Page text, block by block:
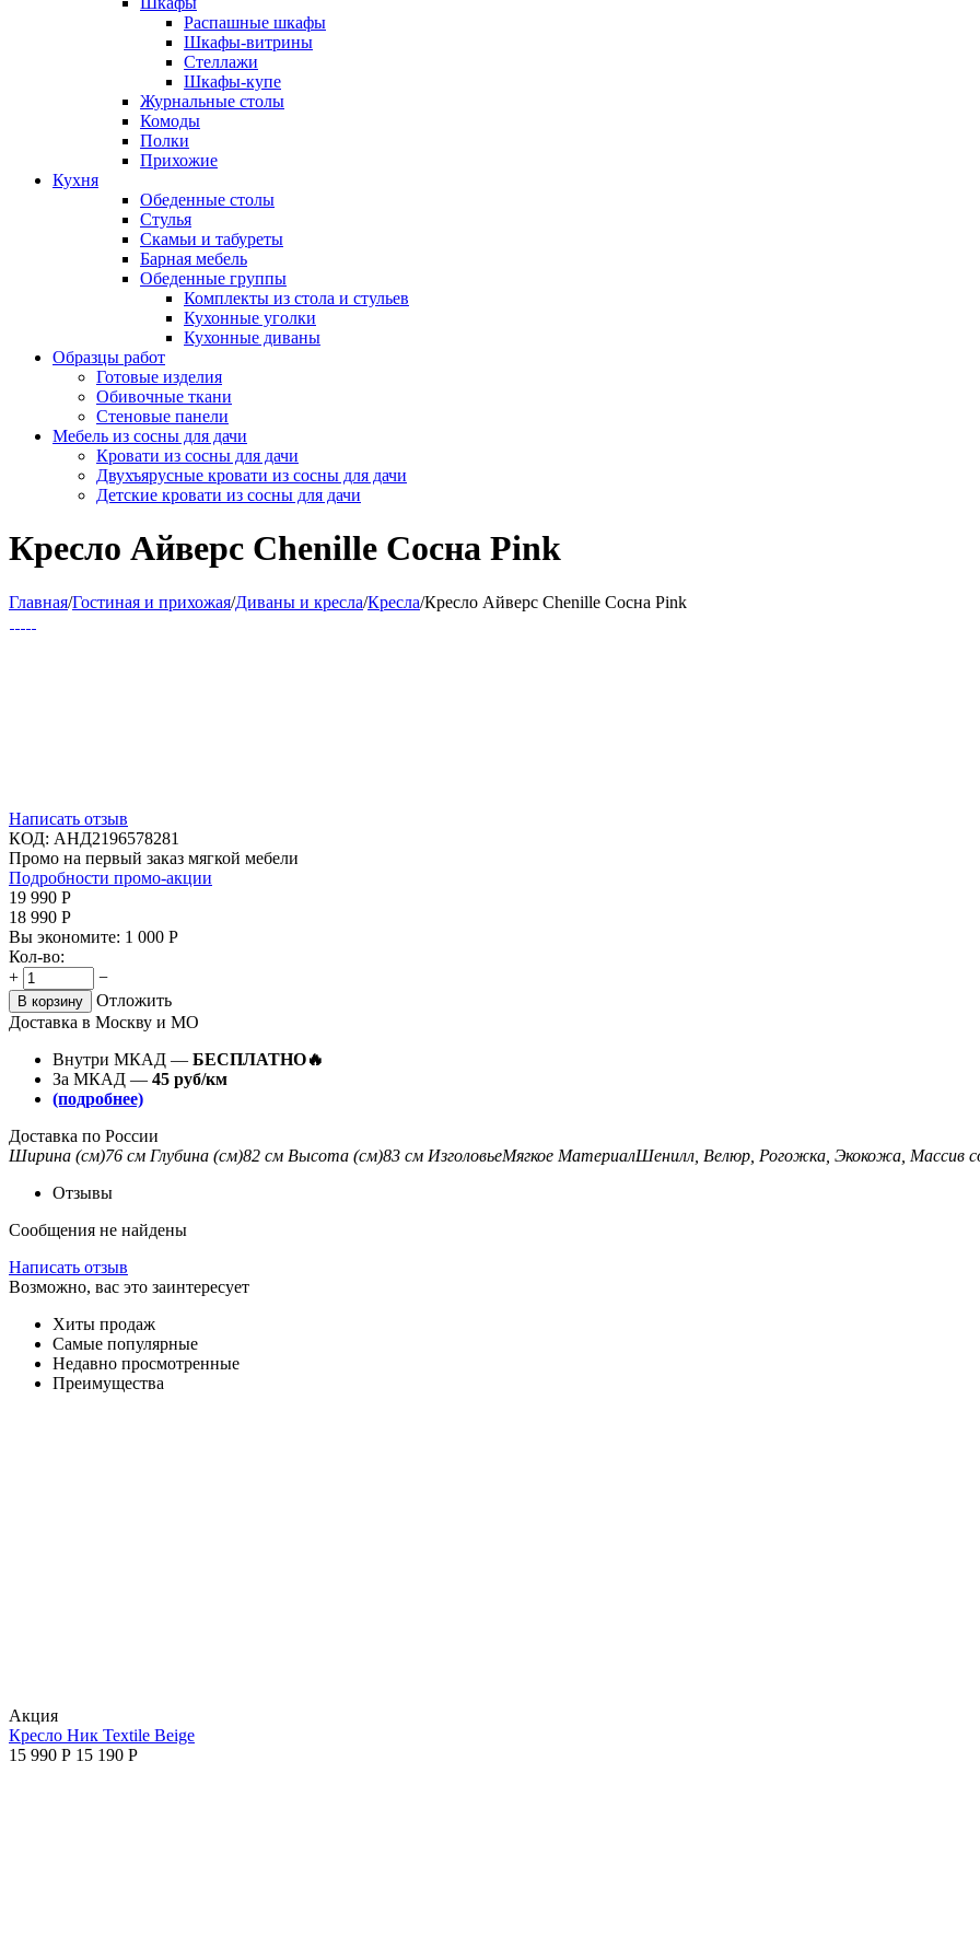
Распашные шкафы
Шкафы-витрины
Стеллажи
Шкафы-купе
Журнальные столы
Комоды
Полки
Прихожие
Кухня
Обеденные столы
Стулья
Скамьи и табуреты
Барная мебель
Обеденные группы
Комплекты из стола и стульев
Кухонные уголки
Кухонные диваны
Образцы работ
Готовые изделия
Обивочные ткани
Стеновые панели
Мебель из сосны для дачи
Кровати из сосны для дачи
Двухъярусные кровати из сосны для дачи
Детские кровати из сосны для дачи
Кресло Айверс Сhenille Сосна Pink
Главная/Гостиная и прихожая/Диваны и кресла/Кресла/Кресло Айверс Сhenille Сосна Pink
Написать отзыв
КОД: АНД2196578281
Промо на первый заказ мягкой мебели
Подробности промо-акции
19 990 Р
18 990 Р
Вы экономите: 1 000 Р
Кол-во:
+
−
В корзину
Отложить
Доставка в Москву и МО
Внутри МКАД — БЕСПЛАТНО🔥
За МКАД — 45 руб/км
(подробнее)
Доставка по России
Ширина (см)76 см Глубина (см)82 см Высота (см)83 см ИзголовьеМягкое МатериалШенилл, Велюр, Рогожка, Экокожа, Массив
Отзывы
Сообщения не найдены
Написать отзыв
Возможно, вас это заинтересует
Хиты продаж
Самые популярные
Недавно просмотренные
Преимущества
Aкция
Кресло Ник Textile Beige
15 990 Р 15 190 Р